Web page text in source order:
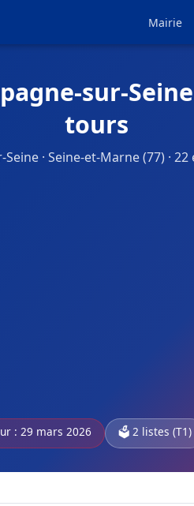
Mairie
sur-
tours
· Seine-et-Marne (77) ·
: 29 mars 2026 🗳️ 2 listes (T1)